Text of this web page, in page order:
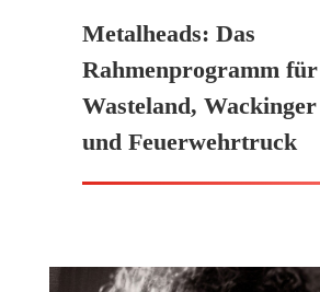
Metalheads: Das
Rahmenprogramm für
Wasteland,
und Feuerwehrtruck